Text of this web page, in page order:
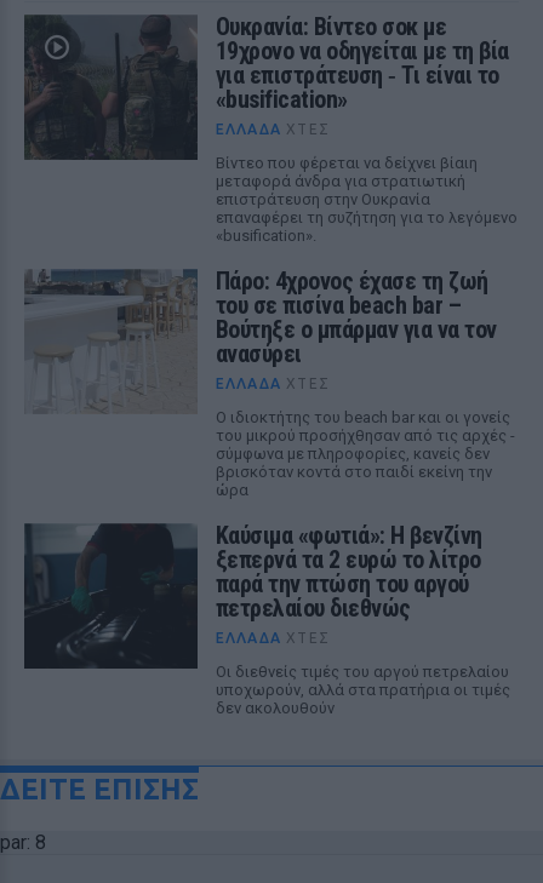
Ουκρανία: Βίντεο σοκ με
19χρονο να οδηγείται με τη βία
για επιστράτευση ‑ Τι είναι το
«busification»
ΕΛΛΆΔΑ ΧΤΕΣ
Βίντεο που φέρεται να δείχνει βίαιη
μεταφορά άνδρα για στρατιωτική
επιστράτευση στην Ουκρανία
επαναφέρει τη συζήτηση για το λεγόμενο
«busification».
Πάρο: 4χρονος έχασε τη ζωή
του σε πισίνα beach bar –
Βούτηξε ο μπάρμαν για να τον
ανασύρει
ΕΛΛΆΔΑ ΧΤΕΣ
Ο ιδιοκτήτης του beach bar και οι γονείς
του μικρού προσήχθησαν από τις αρχές -
σύμφωνα με πληροφορίες, κανείς δεν
βρισκόταν κοντά στο παιδί εκείνη την
ώρα
Καύσιμα «φωτιά»: Η βενζίνη
ξεπερνά τα 2 ευρώ το λίτρο
παρά την πτώση του αργού
πετρελαίου διεθνώς
ΕΛΛΆΔΑ ΧΤΕΣ
Οι διεθνείς τιμές του αργού πετρελαίου
υποχωρούν, αλλά στα πρατήρια οι τιμές
δεν ακολουθούν
ΔΕΙΤΕ ΕΠΙΣΗΣ
par: 8